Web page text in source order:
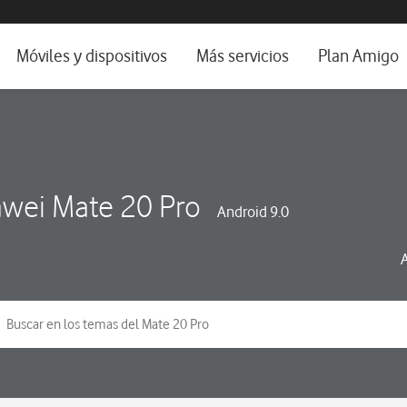
e idioma
Móviles y dispositivos Más servicios Plan Amigo
Mate 20 Pro Android 9.0